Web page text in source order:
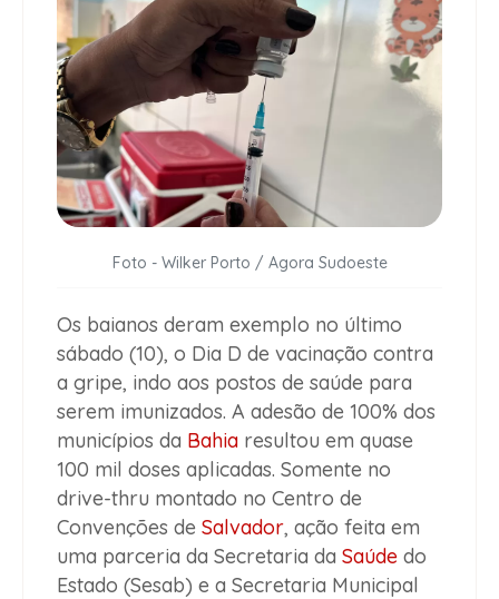
Foto - Wilker Porto / Agora Sudoeste
Os baianos deram exemplo no último
sábado (10), o Dia D de vacinação contra
a gripe, indo aos postos de saúde para
serem imunizados. A adesão de 100% dos
municípios da Bahia resultou em quase
100 mil doses aplicadas. Somente no
drive-thru montado no Centro de
Convenções de Salvador, ação feita em
uma parceria da Secretaria da Saúde do
Estado (Sesab) e a Secretaria Municipal